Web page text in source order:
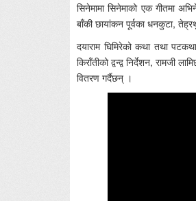
सिनेमामा सिनेमाको एक गीतमा
बाँकी छायांकन पूर्वका धनकुटा,
दयाराम घिमिरेको कथा तथा
किराँतीको द्वन्द्व निर्देशन, रामजी
वितरण गर्दैछन् ।